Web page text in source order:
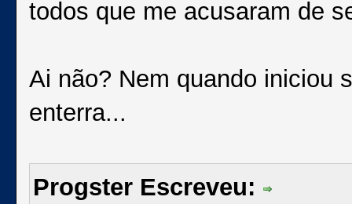
todos que me acusaram de
Ai não? Nem quando iniciou
enterra...
Progster Escreveu: